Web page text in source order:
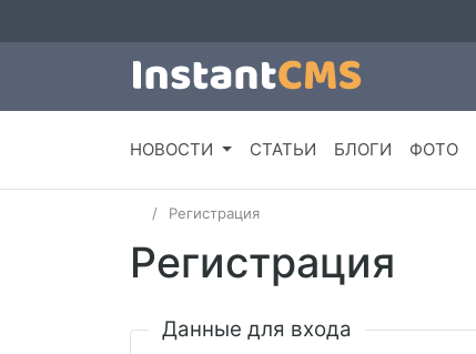
НОВОСТИ СТАТЬИ БЛОГИ ФОТО
Регистрация
Регистрация
Данные для входа